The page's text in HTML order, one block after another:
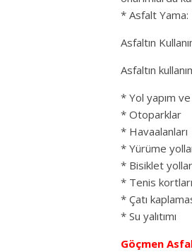
* Asfalt Yama:
Asfaltın
Asfaltın
* Yol yapım ve
* Otoparklar
* Havaalanları
* Yürüme
* Bisiklet
* Tenis kortları
* Çatı
* Su yalıtımı
Göçmen